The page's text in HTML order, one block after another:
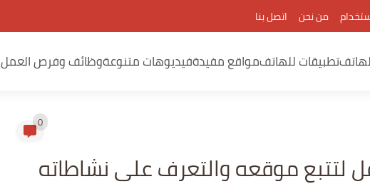
من نحن اتصل بنا
تطبيقات للهاتفمواقع مفيدةفيديوهات متنوعةوظائف وفرص العمل
0
لتتبع موقعه والتعرف على نشاطاته